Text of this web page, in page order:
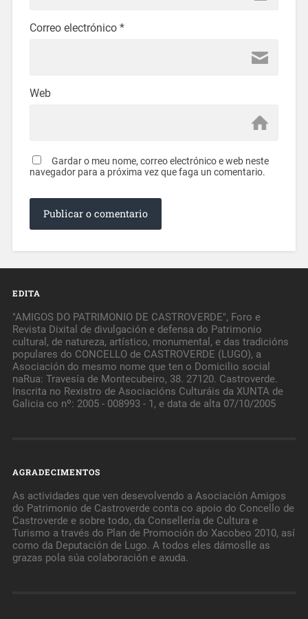
Correo electrónico *
Web
Gardar o meu nome, correo electrónico e web neste
navegador para a próxima vez que faga un comentario.
EDITA
"AMIGOS DO PATRIMONIO DE CASTROVERDE", Foro e
Revista Dixital de divulgación e defensa do Patrimonio
cultural, de natureza, artístico, monumental, e das tradicións
populares do CONCELLO de CASTROVERDE (LUGO), a
Asociación do mesmo nome que ten o Domicilio social
naRua: Travesía de Montecubeiro, 38. 27120. Castroverde.
Inscrita no Rexistro de Asociacións Culturáis da XUNTA de
Galicia co nº: 2005 - 008993 - 1, e data de alta 07/10/2005
AGRADECIMENTOS
As actividades que ven desevolvendo a Asociación Amigos
do Patrimonio de Castroverde conta co apoio do Concello de
Castroverde e sobre todo, da Consellería de Cultura e
Turismo a través do Plan de Promoción do Xacobeo 2010, así
como da Deputación de Lugo. A todos eles dámoslle as
grazas pola súa colaboración e axuda.